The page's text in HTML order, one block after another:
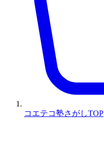
コエテコ塾さがしTOP